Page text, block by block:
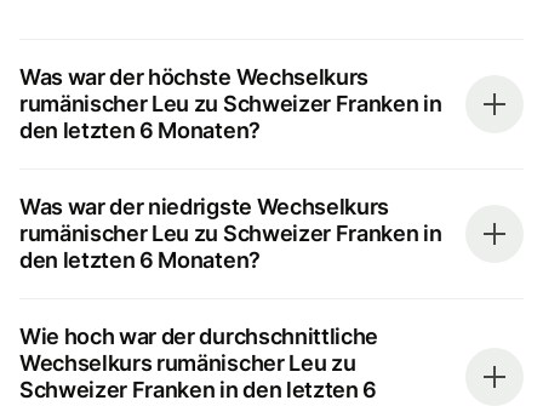
Was war der höchste Wechselkurs
rumänischer Leu zu Schweizer Franken in
den letzten 6 Monaten?
Was war der niedrigste Wechselkurs
rumänischer Leu zu Schweizer Franken in
den letzten 6 Monaten?
Wie hoch war der durchschnittliche
Wechselkurs rumänischer Leu zu
Schweizer Franken in den letzten 6